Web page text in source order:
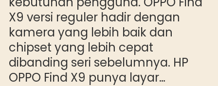
X9 versi reguler hadir dengan
kamera yang lebih baik dan
chipset yang lebih cepat
dibanding seri sebelumnya. HP
OPPO Find X9 punya layar…